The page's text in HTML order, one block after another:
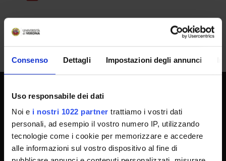
Consenso Dettagli Impostazioni degli annunci
Uso responsabile dei dati
Noi e i nostri 1022 partner trattiamo i vostri dati
personali, ad esempio il vostro numero IP, utilizzando
tecnologie come i cookie per memorizzare e accedere
alle informazioni sul vostro dispositivo al fine di
Amministrazione trasparente